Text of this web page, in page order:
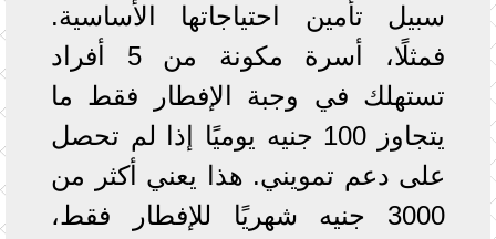
سبيل تأمين احتياجاتها الأساسية.
فمثلًا، أسرة مكونة من 5 أفراد
تستهلك في وجبة الإفطار فقط ما
يتجاوز 100 جنيه يوميًا إذا لم تحصل
على دعم تمويني. هذا يعني أكثر من
3000 جنيه شهريًا للإفطار فقط،